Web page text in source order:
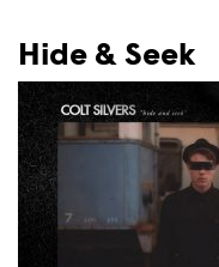
Hide & Seek